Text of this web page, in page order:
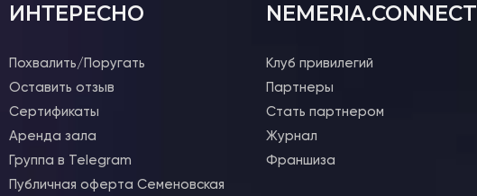
ИНТЕРЕСНО
Похвалить/Поругать
Оставить отзыв
Сертификаты
Аренда зала
Группа в Telegram
Публичная оферта Семеновская
NEMERIA.CONNECT
Клуб привилегий
Партнеры
Стать партнером
Журнал
Франшиза